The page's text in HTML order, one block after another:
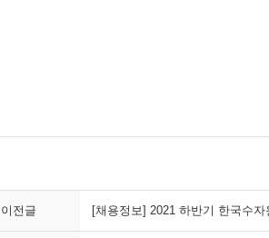
이전글 [채용정보] 2021 하반기 한국수